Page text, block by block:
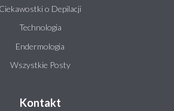
Ciekawostki o Depilacji
Technologia
Endermologia
Wszystkie Posty
Kontakt